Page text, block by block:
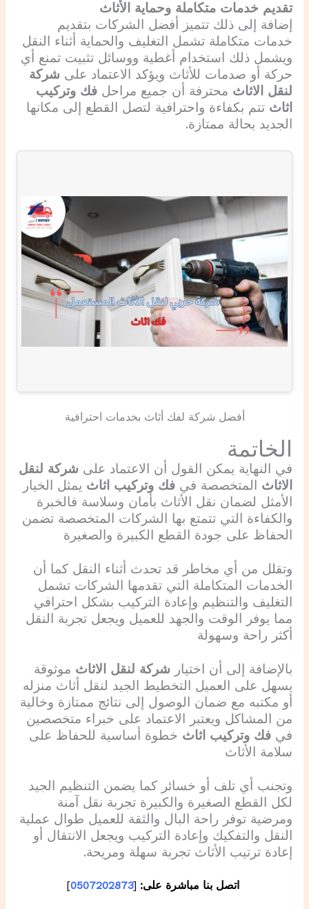
تقديم خدمات متكاملة وحماية الأثاث
إضافة إلى ذلك تتميز أفضل الشركات بتقديم
خدمات متكاملة تشمل التغليف والحماية أثناء النقل
ويشمل ذلك استخدام أغطية ووسائل تثبيت تمنع أي
حركة أو صدمات للأثاث ويؤكد الاعتماد على شركة
لنقل الاثاث محترفة أن جميع مراحل فك وتركيب
اثاث تتم بكفاءة واحترافية لتصل القطع إلى مكانها
الجديد بحالة ممتازة.
أفضل شركة لفك أثاث بخدمات احترافية
الخاتمة
في النهاية يمكن القول أن الاعتماد على شركة لنقل
الاثاث المتخصصة في فك وتركيب اثاث يمثل الخيار
الأمثل لضمان نقل الأثاث بأمان وسلاسة فالخبرة
والكفاءة التي تتمتع بها الشركات المتخصصة تضمن
الحفاظ على جودة القطع الكبيرة والصغيرة
وتقلل من أي مخاطر قد تحدث أثناء النقل كما أن
الخدمات المتكاملة التي تقدمها الشركات تشمل
التغليف والتنظيم وإعادة التركيب بشكل احترافي
مما يوفر الوقت والجهد للعميل ويجعل تجربة النقل
أكثر راحة وسهولة
بالإضافة إلى أن اختيار شركة لنقل الاثاث موثوقة
يسهل على العميل التخطيط الجيد لنقل أثاث منزله
أو مكتبه مع ضمان الوصول إلى نتائج ممتازة وخالية
من المشاكل ويعتبر الاعتماد على خبراء متخصصين
في فك وتركيب اثاث خطوة أساسية للحفاظ على
سلامة الأثاث
وتجنب أي تلف أو خسائر كما يضمن التنظيم الجيد
لكل القطع الصغيرة والكبيرة تجربة نقل آمنة
ومرضية توفر راحة البال والثقة للعميل طوال عملية
النقل والتفكيك وإعادة التركيب ويجعل الانتقال أو
إعادة ترتيب الأثاث تجربة سهلة ومريحة.
اتصل بنا مباشرة على: [
0507202873
]